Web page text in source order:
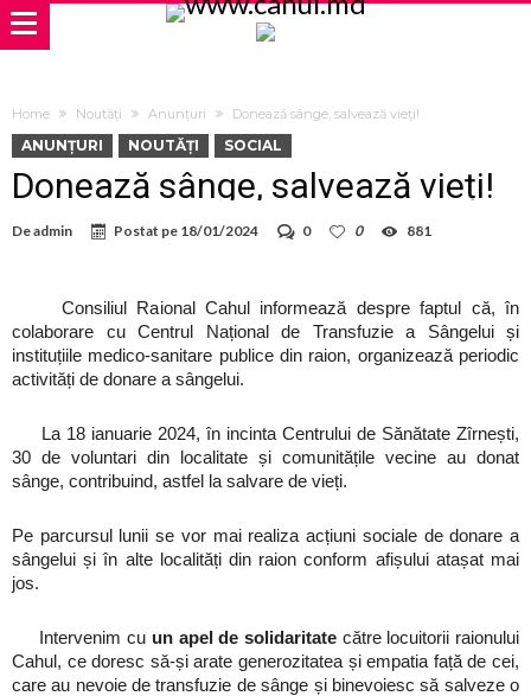
Home Noutăți Anunțuri Donează sânge, salvează vieți!
ANUNȚURI NOUTĂȚI SOCIAL
Donează sânge, salvează vieți!
Deadmin Postat pe 18/01/2024 0 0 881
Consiliul Raional Cahul informează despre faptul că, în
colaborare cu Centrul Național de Transfuzie a Sângelui și
instituțiile medico-sanitare publice din raion, organizează periodic
activități de donare a sângelui.
La 18 ianuarie 2024, în incinta Centrului de Sănătate Zîrnești,
30 de voluntari din localitate și comunitățile vecine au donat
sânge, contribuind, astfel la salvare de vieți.
Pe parcursul lunii se vor mai realiza acțiuni sociale de donare a
sângelui și în alte localități din raion conform afișului atașat mai
jos.
Intervenim cu un apel de solidaritatecătre locuitorii raionului
Cahul, ce doresc să-și arate generozitatea și empatia față de cei,
care au nevoie de transfuzie de sânge și binevoiesc să salveze o